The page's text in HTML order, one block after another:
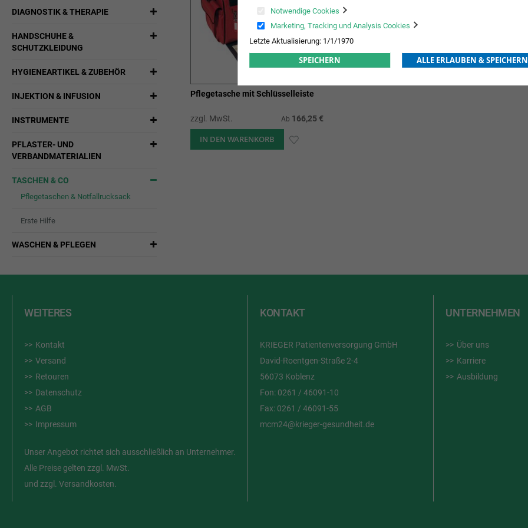
Pflegetasche mit Schlüsselleiste
zzgl. MwSt. Ab 166,25 €
IN DEN WARENKORB
DIAGNOSTIK & THERAPIE
HANDSCHUHE &
SCHUTZKLEIDUNG
HYGIENEARTIKEL & ZUBEHÖR
INJEKTION & INFUSION
INSTRUMENTE
PFLASTER- UND
VERBANDMATERIALIEN
TASCHEN & CO
Pflegetaschen & Notfallrucksack
Erste Hilfe
WASCHEN & PFLEGEN
WEITERES
Kontakt
Versand
Retouren
Datenschutz
AGB
Impressum
Unser Angebot richtet sich ausschließlich an Unternehmer.
Alle Preise gelten zzgl. MwSt.
und zzgl. Versandkosten.
KONTAKT
KRIEGER Patientenversorgung GmbH
David-Roentgen-Straße 2-4
56073 Koblenz
Fon: 0261 / 46091-10
Fax: 0261 / 46091-55
mcm24@krieger-gesundheit.de
UNTERNEHMEN
Über uns
Karriere
Ausbildung
Notwendige Cookies
Marketing, Tracking und Analysis Cookies
Letzte Aktualisierung: 1/1/1970
SPEICHERN ALLE ERLAUBEN & SPEICHERN